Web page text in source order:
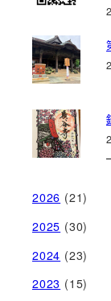
2026 (21)
2025 (30)
2024 (23)
2023 (15)